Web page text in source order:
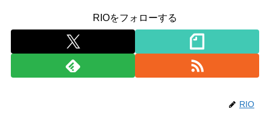
RIOをフォローする
RIO